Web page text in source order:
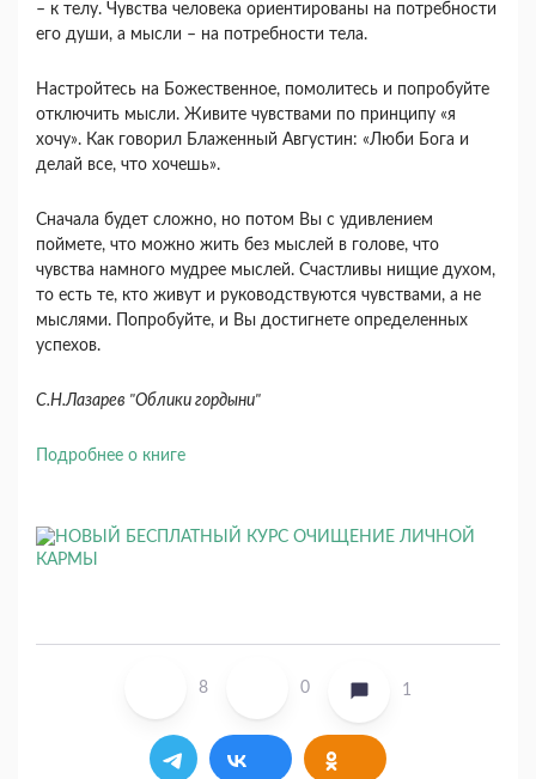
– к телу. Чувства человека ориентированы на потребности
его души, а мысли – на потребности тела.
Настройтесь на Божественное, помолитесь и попробуйте
отключить мысли. Живите чувствами по принципу «я
хочу». Как говорил Блаженный Августин: «Люби Бога и
делай все, что хочешь».
Сначала будет сложно, но потом Вы с удивлением
поймете, что можно жить без мыслей в голове, что
чувства намного мудрее мыслей. Счастливы нищие духом,
то есть те, кто живут и руководствуются чувствами, а не
мыслями. Попробуйте, и Вы достигнете определенных
успехов.
С.Н.Лазарев "Облики гордыни"
Подробнее о книге
8 0 1